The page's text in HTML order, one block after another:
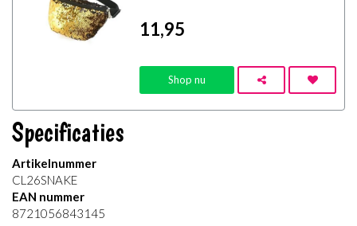
11,95
Shop nu
Specificaties
Artikelnummer
CL26SNAKE
EAN nummer
8721056843145